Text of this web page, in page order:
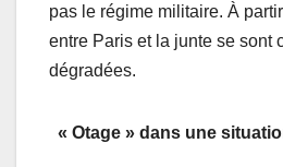
pas le régime militaire. À
entre Paris et la junte se sont
dégradées.
« Otage » dans une